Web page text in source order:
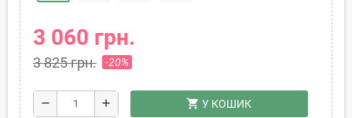
3 060 грн.
3 825 грн. -20%
remove add shopping_cart У КОШИК